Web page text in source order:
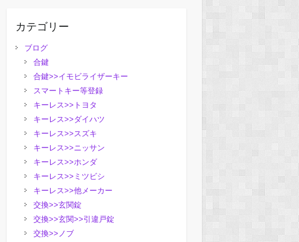
カテゴリー
ブログ
合鍵
合鍵>>イモビライザーキー
スマートキー等登録
キーレス>>トヨタ
キーレス>>ダイハツ
キーレス>>スズキ
キーレス>>ニッサン
キーレス>>ホンダ
キーレス>>ミツビシ
キーレス>>他メーカー
交換>>玄関錠
交換>>玄関>>引違戸錠
交換>>ノブ